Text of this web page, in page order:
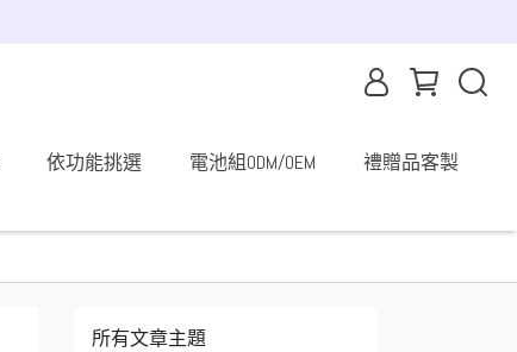
依功能挑選 電池組ODM/OEM
禮贈品客製
所有文章主題